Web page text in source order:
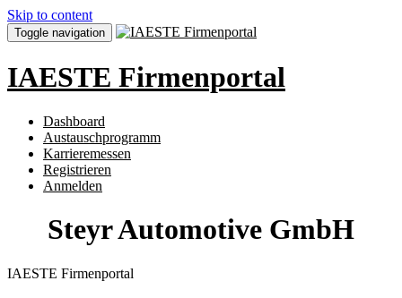
Skip to content
Toggle navigation
IAESTE Firmenportal
Dashboard
Austauschprogramm
Karrieremessen
Registrieren
Anmelden
Steyr Automotive GmbH
IAESTE Firmenportal